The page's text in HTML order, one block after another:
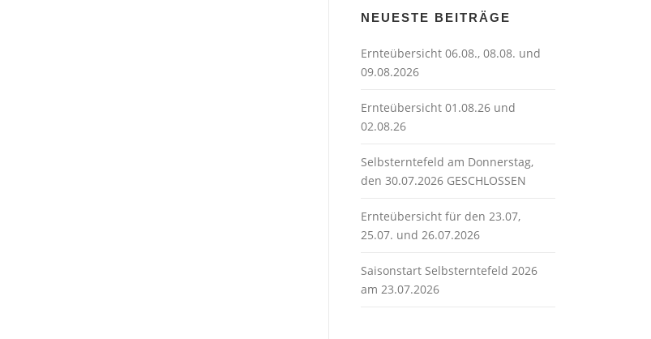
NEUESTE BEITRÄGE
Ernteübersicht 06.08., 08.08. und
09.08.2026
Ernteübersicht 01.08.26 und
02.08.26
Selbsterntefeld am Donnerstag,
den 30.07.2026 GESCHLOSSEN
Ernteübersicht für den 23.07,
25.07. und 26.07.2026
Saisonstart Selbsterntefeld 2026
am 23.07.2026